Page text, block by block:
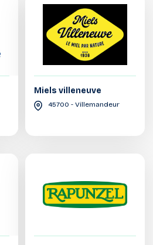
Miels villeneuve
45700 - Villemandeur